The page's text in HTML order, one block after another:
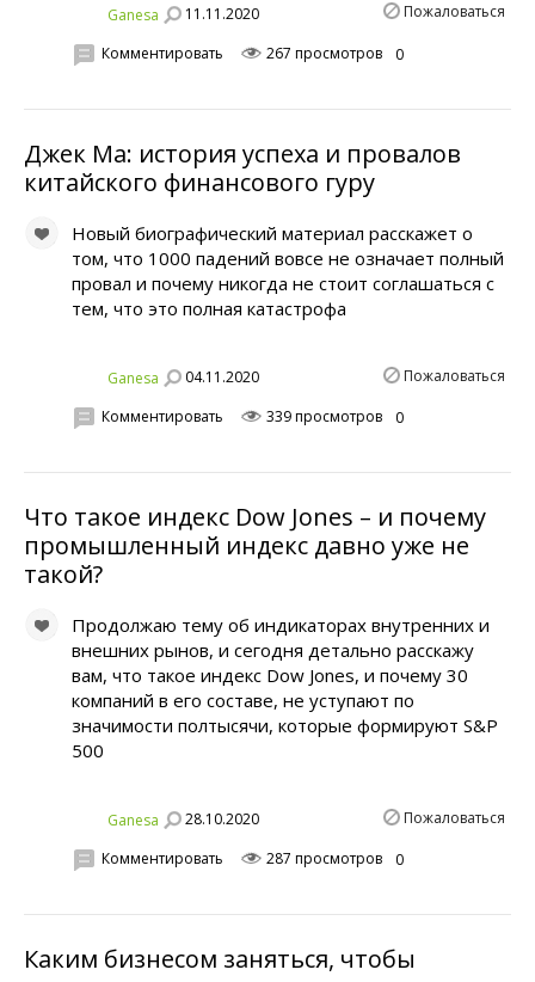
Ganesa 11.11.2020 Пожаловаться
Комментировать 267 просмотров 0
Джек Ма: история успеха и провалов
китайского финансового гуру
Новый биографический материал расскажет о
том, что 1000 падений вовсе не означает полный
провал и почему никогда не стоит соглашаться с
тем, что это полная катастрофа
Ganesa 04.11.2020 Пожаловаться
Комментировать 339 просмотров 0
Что такое индекс Dow Jones – и почему
промышленный индекс давно уже не
такой?
Продолжаю тему об индикаторах внутренних и
внешних рынов, и сегодня детально расскажу
вам, что такое индекс Dow Jones, и почему 30
компаний в его составе, не уступают по
значимости полтысячи, которые формируют S&P
500
Ganesa 28.10.2020 Пожаловаться
Комментировать 287 просмотров 0
Каким бизнесом заняться, чтобы